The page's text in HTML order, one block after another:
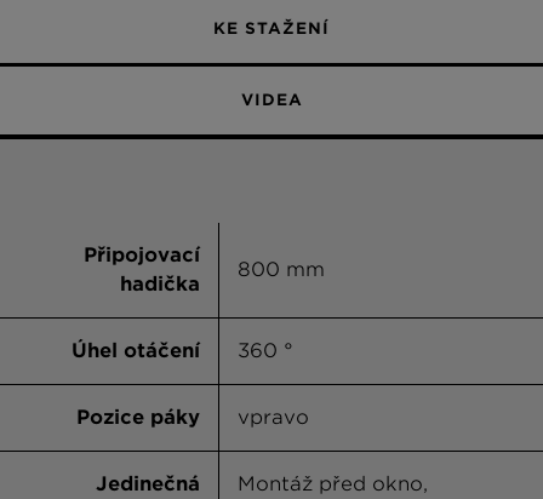
KE STAŽENÍ
VIDEA
Připojovací
hadička
800 mm
Úhel otáčení 360 °
Pozice páky vpravo
Jedinečná
Montáž před okno,